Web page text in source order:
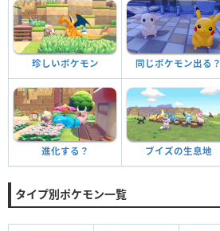
珍しいポケモン 同じポケモン出る？
進化する？ ブイズの生息地
タイプ別ポケモン一覧